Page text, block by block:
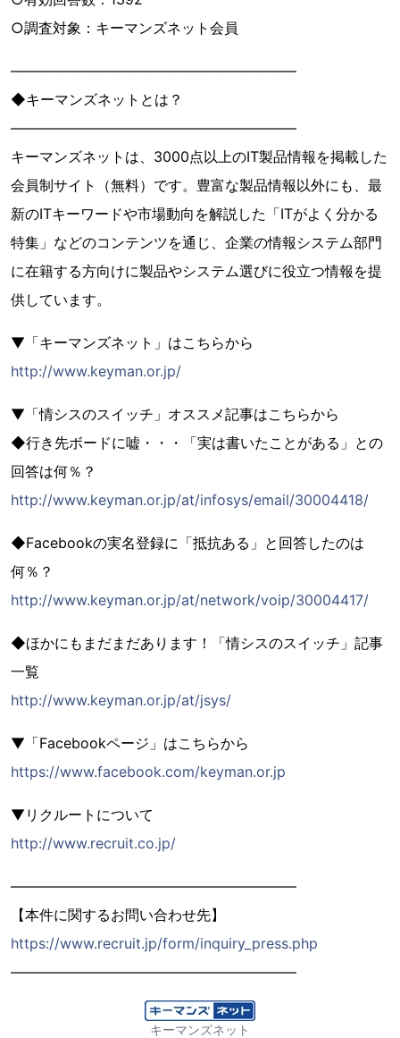
○調査対象：キーマンズネット会員
――――――――――――――――――――
◆キーマンズネットとは？
――――――――――――――――――――
キーマンズネットは、3000点以上のIT製品情報を掲載した
会員制サイト（無料）です。豊富な製品情報以外にも、最
新のITキーワードや市場動向を解説した「ITがよく分かる
特集」などのコンテンツを通じ、企業の情報システム部門
に在籍する方向けに製品やシステム選びに役立つ情報を提
供しています。
▼「キーマンズネット」はこちらから
http://www.keyman.or.jp/
▼「情シスのスイッチ」オススメ記事はこちらから
◆行き先ボードに嘘・・・「実は書いたことがある」との
回答は何％？
http://www.keyman.or.jp/at/infosys/email/30004418/
◆Facebookの実名登録に「抵抗ある」と回答したのは
何％？
http://www.keyman.or.jp/at/network/voip/30004417/
◆ほかにもまだまだあります！「情シスのスイッチ」記事
一覧
http://www.keyman.or.jp/at/jsys/
▼「Facebookページ」はこちらから
https://www.facebook.com/keyman.or.jp
▼リクルートについて
http://www.recruit.co.jp/
――――――――――――――――――――
【本件に関するお問い合わせ先】
https://www.recruit.jp/form/inquiry_press.php
――――――――――――――――――――
キーマンズネット